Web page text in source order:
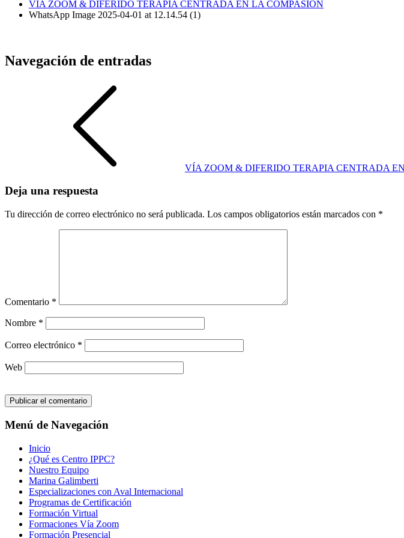
VÍA ZOOM & DIFERIDO TERAPIA CENTRADA EN LA COMPASIÓN
WhatsApp Image 2025-04-01 at 12.14.54 (1)
Navegación de entradas
VÍA ZOOM & DIFERIDO TERAPIA CENTRADA
Deja una respuesta
Tu dirección de correo electrónico no será publicada. Los campos obligatorios están marcados con *
Comentario *
Nombre *
Correo electrónico *
Web
Menú de Navegación
Inicio
¿Qué es Centro IPPC?
Nuestro Equipo
Marina Galimberti
Especializaciones con Aval Internacional
Programas de Certificación
Formación Virtual
Formaciones Vía Zoom
Formación Presencial